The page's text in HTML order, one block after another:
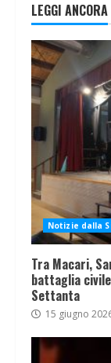
LEGGI ANCORA
Notizie dalla
Tra Macari,
battaglia
Settanta
15 giugno